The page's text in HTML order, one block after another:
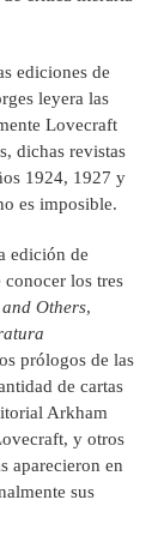
ediciones de
leyera las
Lovecraft
dichas revistas
1924, 1927 y
es imposible.
edición de
conocer los tres
Others,
prólogos de las
de cartas
Arkham
y otros
aparecieron en
sus